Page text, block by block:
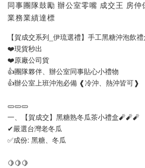
同事團隊鼓勵 辦公室零嘴 成交王 房仲
業務業績達標
【賀成交系列_伊琉選禮】手工黑糖沖泡飲
❤️現貨秒出
❤️原廠公司貨
👍團隊夥伴、辦公室同事貼心小禮物
👍辦公室上班沖泡必備 ❰冷沖、熱沖皆可❱
🥒🥒🥒
一、【賀成交】黑糖熟冬瓜茶小禮盒🧨🧨🧨
✔嚴選台灣老冬瓜
✅成份: 黑糖、冬瓜
🍋🍋🍋